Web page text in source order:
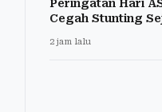
Peringatan Hari
Cegah Stunting
2 jam lalu